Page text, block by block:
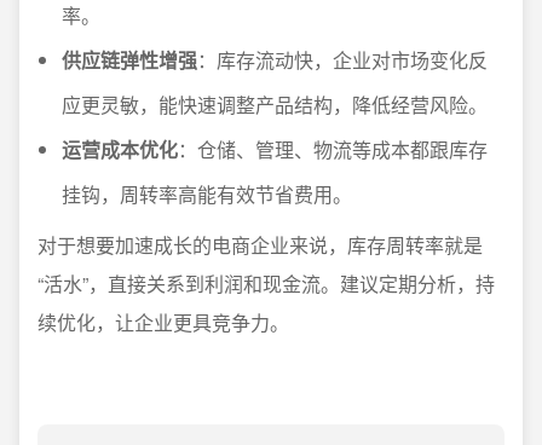
率。
供应链弹性增强：库存流动快，企业对市场变化反
应更灵敏，能快速调整产品结构，降低经营风险。
运营成本优化：仓储、管理、物流等成本都跟库存
挂钩，周转率高能有效节省费用。
对于想要加速成长的电商企业来说，库存周转率就是
“活水”，直接关系到利润和现金流。建议定期分析，持
续优化，让企业更具竞争力。